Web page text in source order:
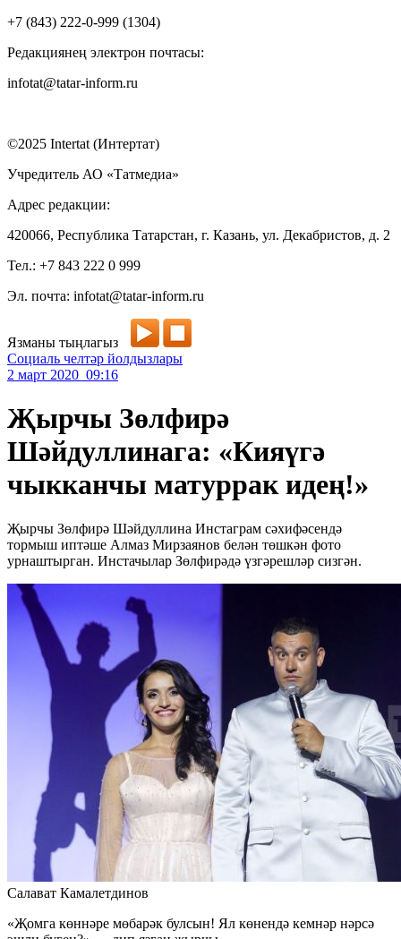
+7 (843) 222-0-999 (1304)
Редакциянең электрон почтасы:
infotat@tatar-inform.ru
©2025 Intertat (Интертат)
Учредитель АО «Татмедиа»
Адрес редакции:
420066, Республика Татарстан, г. Казань, ул. Декабристов, д. 2
Тел.: +7 843 222 0 999
Эл. почта: infotat@tatar-inform.ru
Язманы тыңлагыз
Социаль челтәр йолдызлары
2 март 2020 09:16
Җырчы Зөлфирә
Шәйдуллинага: «Кияүгә
чыкканчы матуррак идең!»
Җырчы Зөлфирә Шәйдуллина Инстаграм сәхифәсендә
тормыш иптәше Алмаз Мирзаянов белән төшкән фото
урнаштырган. Инстачылар Зөлфирәдә үзгәрешләр сизгән.
Салават Камалетдинов
«Җомга көннәре мөбарәк булсын! Ял көнендә кемнәр нәрсә